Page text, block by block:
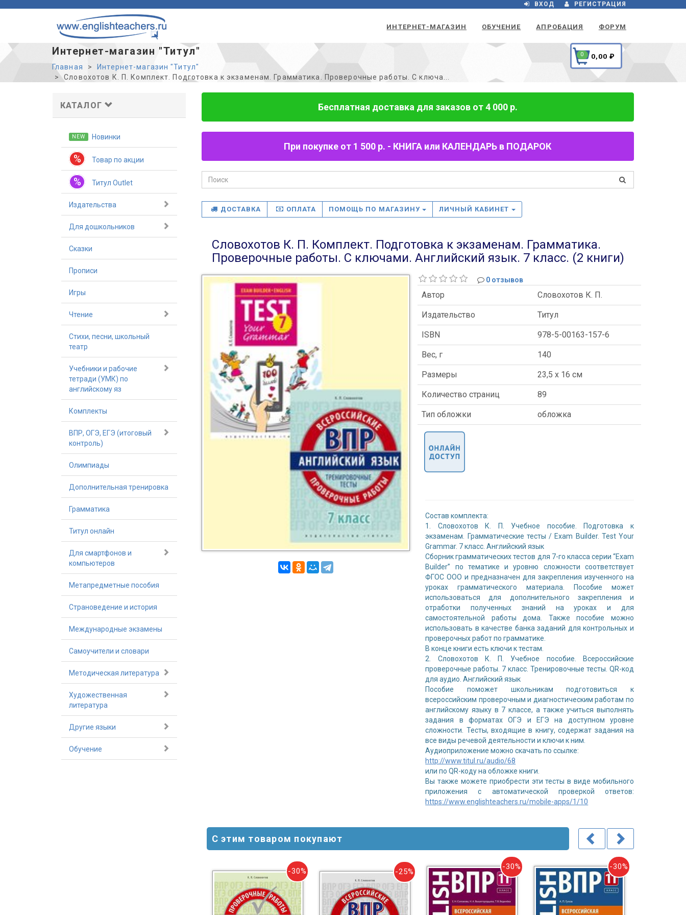
ВХОД РЕГИСТРАЦИЯ
ИНТЕРНЕТ-МАГАЗИН ОБУЧЕНИЕ АПРОБАЦИЯ ФОРУМ
Интернет-магазин "Титул"
Главная
Интернет-магазин "Титул"
Словохотов К. П. Комплект. Подготовка к экзаменам. Грамматика. Проверочные работы. С ключа...
0 0,00 ₽
КАТАЛОГ
NEW Новинки
% Товар по акции
% Титул Outlet
Издательства
Для дошкольников
Сказки
Прописи
Игры
Чтение
Стихи, песни, школьный
театр
Учебники и рабочие
тетради (УМК) по
английскому яз
Комплекты
ВПР, ОГЭ, ЕГЭ (итоговый
контроль)
Олимпиады
Дополнительная тренировка
Грамматика
Титул онлайн
Для смартфонов и
компьютеров
Метапредметные пособия
Страноведение и история
Международные экзамены
Самоучители и словари
Методическая литература
Художественная
литература
Другие языки
Обучение
Бесплатная доставка для заказов от 4 000 р.
При покупке от 1 500 р. - КНИГА или КАЛЕНДАРЬ в ПОДАРОК
ДОСТАВКА ОПЛАТА ПОМОЩЬ ПО МАГАЗИНУ ЛИЧНЫЙ КАБИНЕТ
Словохотов К. П. Комплект. Подготовка к экзаменам. Грамматика.
Проверочные работы. С ключами. Английский язык. 7 класс. (2 книги)
0 отзывов
Автор Словохотов К. П.
Издательство Титул
ISBN 978-5-00163-157-6
Вес, г 140
Размеры 23,5 x 16 см
Количество страниц 89
Тип обложки обложка
Состав комплекта:
1. Словохотов К. П. Учебное пособие. Подготовка к
экзаменам. Грамматические тесты / Exam Builder. Test Your
Grammar. 7 класс. Английский язык
Сборник грамматических тестов для 7-го класса серии “Exam
Builder” по тематике и уровню сложности соответствует
ФГОС ООО и предназначен для закрепления изученного на
уроках грамматического материала. Пособие может
использоваться для дополнительного закрепления и
отработки полученных знаний на уроках и для
самостоятельной работы дома. Также пособие можно
использовать в качестве банка заданий для контрольных и
проверочных работ по грамматике.
В конце книги есть ключи к тестам.
2. Словохотов К. П. Учебное пособие. Всероссийские
проверочные работы. 7 класс. Тренировочные тесты. QR-код
для аудио. Английский язык
Пособие поможет школьникам подготовиться к
всероссийским проверочным и диагностическим работам по
английскому языку в 7 классе, а также учиться выполнять
задания в форматах ОГЭ и ЕГЭ на доступном уровне
сложности. Тесты, входящие в книгу, содержат задания на
все виды речевой деятельности и ключи к ним.
Аудиоприложение можно скачать по ссылке:
http://www.titul.ru/audio/68
или по QR-коду на обложке книги.
Вы также можете приобрести эти тесты в виде мобильного
приложения c автоматической проверкой ответов:
https://www.englishteachers.ru/mobile-apps/1/10
С этим товаром покупают
-30% -25%
-30% -30%